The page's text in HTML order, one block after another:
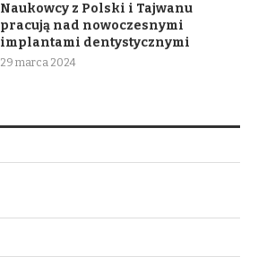
Naukowcy z Polski i Tajwanu
pracują nad nowoczesnymi
implantami dentystycznymi
29 marca 2024